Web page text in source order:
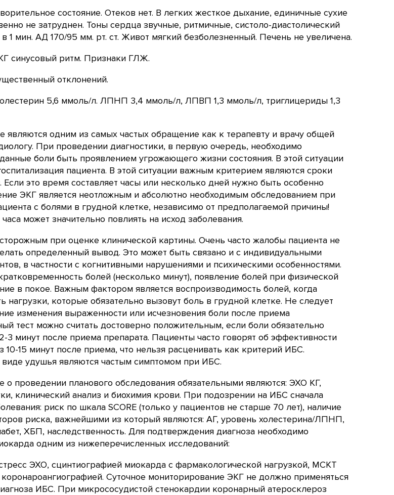
состояние. Отеков нет. В легких жесткое дыхание, единичные сухие
не затруднен. Тоны сердца звучные, ритмичные, систоло-диастолический
1 мин. АД 170/95 мм. рт. ст. Живот мягкий безболезненный. Печень не увеличена.
синусовый ритм. Признаки ГЛЖ.
отклонений.
5,6 ммоль/л. ЛПНП 3,4 ммоль/л, ЛПВП 1,3 ммоль/л, триглицериды 1,3
являются одним из самых частых обращение как к терапевту и врачу общей
При проведении диагностики, в первую очередь, необходимо
боли быть проявлением угрожающего жизни состояния. В этой ситуации
пациента. В этой ситуации важным критерием являются сроки
Если это время составляет часы или несколько дней нужно быть особенно
ЭКГ является неотложным и абсолютно необходимым обследованием при
с болями в грудной клетке, независимо от предполагаемой причины!
может значительно повлиять на исход заболевания.
при оценке клинической картины. Очень часто жалобы пациента не
определенный вывод. Это может быть связано и с индивидуальными
в частности с когнитивными нарушениями и психическими особенностями.
болей (несколько минут), появление болей при физической
в покое. Важным фактором является воспроизводимость болей, когда
нагрузки, которые обязательно вызовут боль в грудной клетке. Не следует
изменения выраженности или исчезновения боли после приема
тест можно считать достоверно положительным, если боли обязательно
3 минут после приема препарата. Пациенты часто говорят об эффективности
10-15 минут после приема, что нельзя расценивать как критерий ИБС.
удушья являются частым симптомом при ИБС.
о проведении планового обследования обязательными являются: ЭХО КГ,
клинический анализ и биохимия крови. При подозрении на ИБС сначала
риск по шкала SCORE (только у пациентов не старше 70 лет), наличие
риска, важнейшими из который являются: АГ, уровень холестерина/ЛПНП,
ХБП, наследственность. Для подтверждения диагноза необходимо
одним из нижеперечисленных исследований:
ЭХО, сцинтиографией миокарда с фармакологической нагрузкой, МСКТ
Суточное мониторирование ЭКГ не должно применяться
ИБС. При микрососудистой стенокардии коронарный атеросклероз